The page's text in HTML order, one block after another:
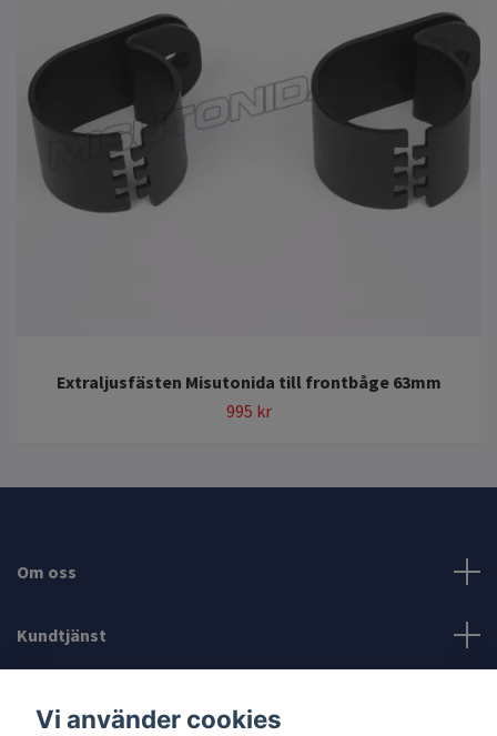
Extraljusfästen Misutonida till frontbåge 63mm
995 kr
Om oss
Kundtjänst
Vi använder cookies